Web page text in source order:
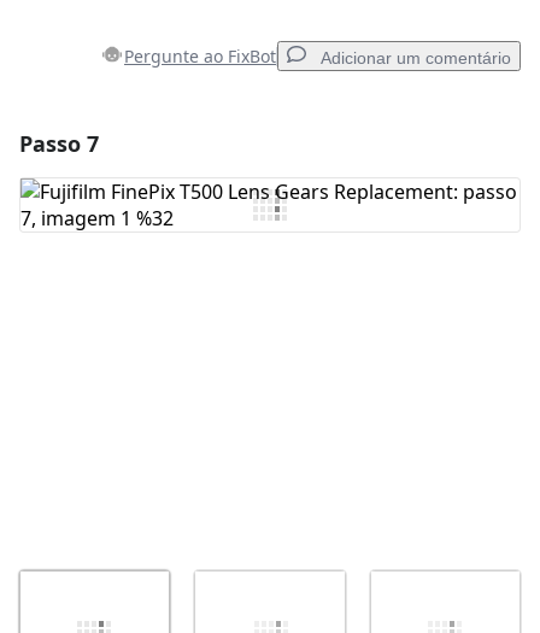
Pergunte ao FixBot Adicionar um comentário
Comentar
Passo 7